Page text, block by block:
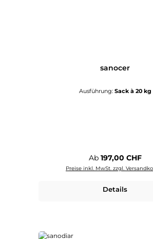
sanocer
Ausführung: Sack à 20 kg
Regulärer Preis:
Ab 197,00 CHF
Preise inkl. MwSt. zzgl.
Details